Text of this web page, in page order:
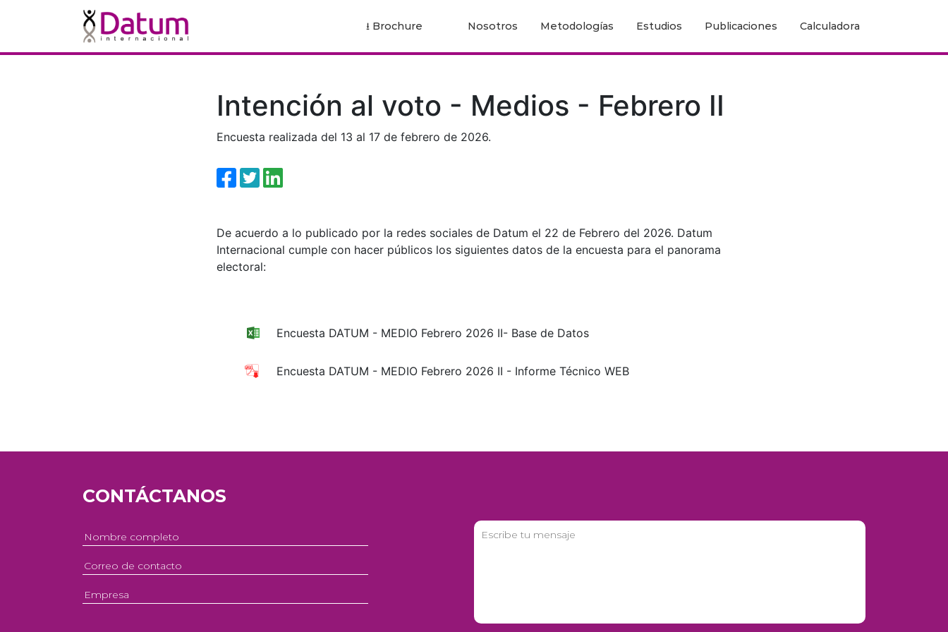
⭳ Brochure Nosotros Metodologías Estudios Publicaciones Calculadora
Intención al voto - Medios - Febrero II
Encuesta realizada del 13 al 17 de febrero de 2026.
De acuerdo a lo publicado por la redes sociales de Datum el 22 de Febrero del 2026. Datum
Internacional cumple con hacer públicos los siguientes datos de la encuesta para el panorama
electoral:
Encuesta DATUM - MEDIO Febrero 2026 II- Base de Datos
Encuesta DATUM - MEDIO Febrero 2026 II - Informe Técnico WEB
CONTÁCTANOS